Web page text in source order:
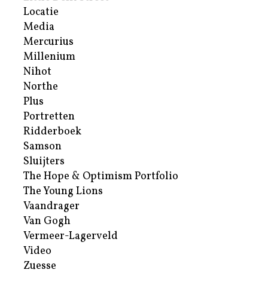
Locatie
Media
Mercurius
Millenium
Nihot
Northe
Plus
Portretten
Ridderboek
Samson
Sluijters
The Hope & Optimism Portfolio
The Young Lions
Vaandrager
Van Gogh
Vermeer-Lagerveld
Video
Zuesse